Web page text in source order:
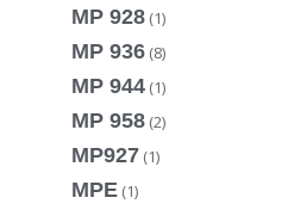
MP 928 (1)
MP 936 (8)
MP 944 (1)
MP 958 (2)
MP927 (1)
MPE (1)